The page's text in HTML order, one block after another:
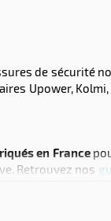
de sécurité
Upower,
en France
Retrouvez nos